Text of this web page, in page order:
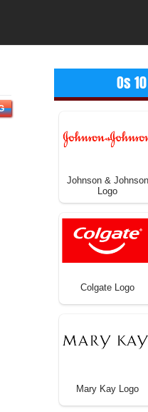
Os
Johnson & Johnson
Logo
Colgate Logo
Mary Kay Logo